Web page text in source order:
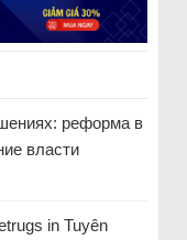
реформа в
власти
in Tuyên